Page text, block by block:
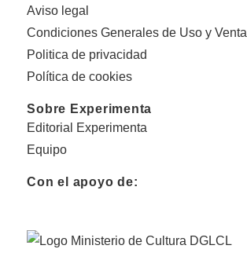
Aviso legal
Condiciones Generales de Uso y Venta
Politica de privacidad
Política de cookies
Sobre Experimenta
Editorial Experimenta
Equipo
Con el apoyo de: